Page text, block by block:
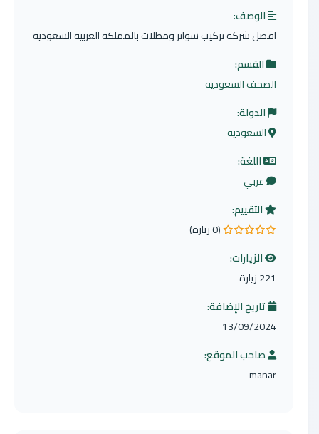
الوصف:
افضل شركة تركيب سواتر ومظلات بالمملكة العربية السعودية
القسم:
الصحف السعوديه
الدولة:
السعودية
اللغة:
عربي
التقييم:
0.0 من 5 نجوم
(0 زيارة)
الزيارات:
221 زيارة
تاريخ الإضافة:
13/09/2024
صاحب الموقع:
manar